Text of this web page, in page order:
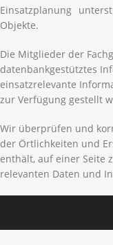
Einsatzplanung
Objekte.
Die Mitglieder der
datenbankgestütztes
einsatzrelevante
zur Verfügung gestellt
Wir überprüfen und
der Örtlichkeiten und
enthält, auf einer Seite
relevanten Daten und